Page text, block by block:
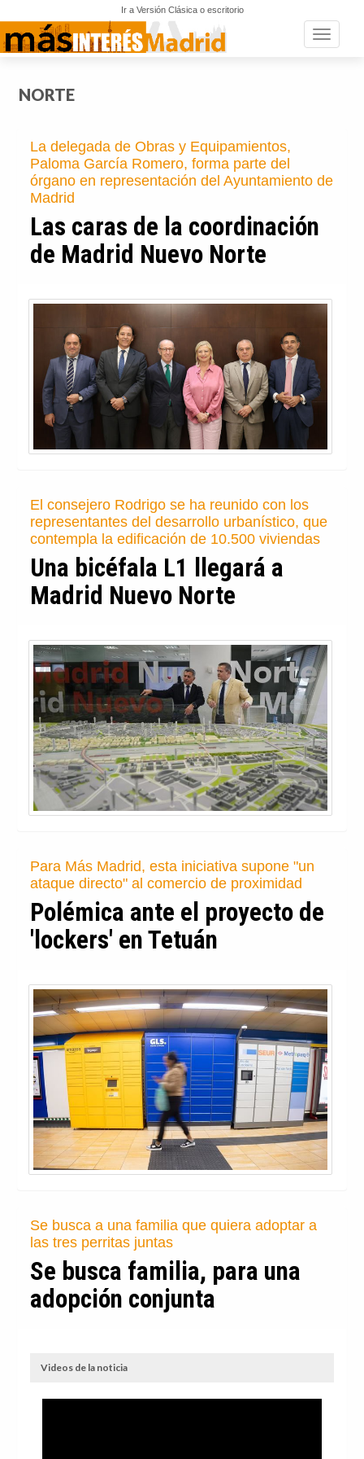
Ir a Versión Clásica o escritorio
Toggle
NORTE
La delegada de Obras y Equipamientos,
Paloma García Romero, forma parte del
órgano en representación del Ayuntamiento de
Madrid
Las caras de la coordinación
de Madrid Nuevo Norte
El consejero Rodrigo se ha reunido con los
representantes del desarrollo urbanístico, que
contempla la edificación de 10.500 viviendas
Una bicéfala L1 llegará a
Madrid Nuevo Norte
Para Más Madrid, esta iniciativa supone "un
ataque directo" al comercio de proximidad
Polémica ante el proyecto de
'lockers' en Tetuán
Se busca a una familia que quiera adoptar a
las tres perritas juntas
Se busca familia, para una
adopción conjunta
Videos de la noticia